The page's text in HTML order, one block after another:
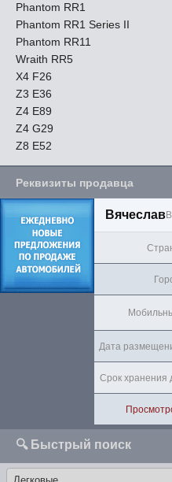
Phantom RR1
Phantom RR1 Series II
Phantom RR11
Wraith RR5
X4 F26
Z3 E36
Z4 E89
Z4 G29
Z8 E52
Реквизиты продавца
Вячеслав
Дата
Срок хранения
🔍 Быстрый поиск